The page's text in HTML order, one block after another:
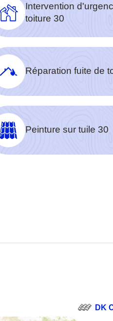
Intervention
toiture 30
Réparation fuite de
Peinture sur tuile 30
DK